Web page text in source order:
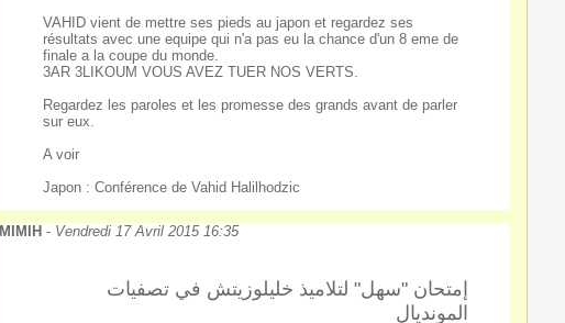
VAHID vient de mettre ses pieds au japon et regardez ses
résultats avec une equipe qui n'a pas eu la chance d'un 8 eme de
finale a la coupe du monde.
3AR 3LIKOUM VOUS AVEZ TUER NOS VERTS.
Regardez les paroles et les promesse des grands avant de parler
sur eux.
A voir
Japon : Conférence de Vahid Halilhodzic
MIMIH - Vendredi 17 Avril 2015 16:35
إمتحان "سهل" لتلاميذ خليلوزيتش في تصفيات
المونديال